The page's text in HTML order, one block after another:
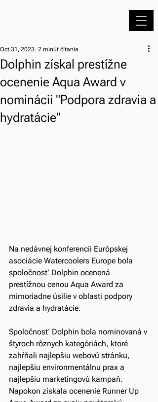
Dolphin získal prestížne
ocenenie Aqua Award v
nominácii "Podpora zdravia a
hydratácie"
Oct 31, 2023 2 minút čítania
Na nedávnej konferencii Európskej
asociácie Watercoolers Europe bola
spoločnosť Dolphin ocenená
prestížnou cenou Aqua Award za
mimoriadne úsilie v oblasti podpory
zdravia a hydratácie.
Spoločnosť Dolphin bola nominovaná v
štyroch rôznych kategóriách, ktoré
zahŕňali najlepšiu webovú stránku,
najlepšiu environmentálnu prax a
najlepšiu marketingovú kampaň.
Napokon získala ocenenie Runner Up